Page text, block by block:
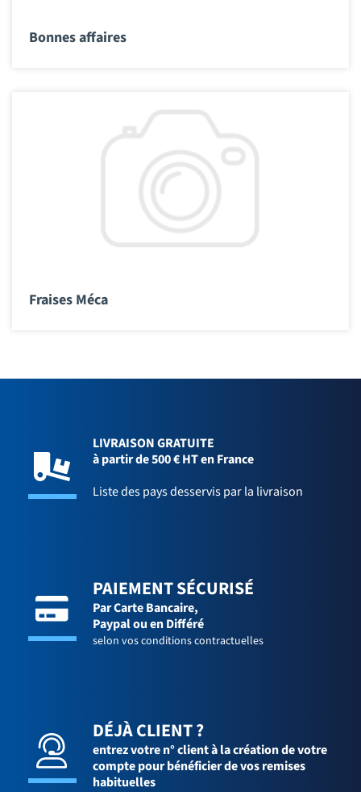
Bonnes affaires
Fraises Méca
LIVRAISON GRATUITE
à partir de 500 € HT en France
Liste des pays desservis par la livraison
PAIEMENT SÉCURISÉ
Par Carte Bancaire,
Paypal ou en Différé
selon vos conditions contractuelles
DÉJÀ CLIENT ?
entrez votre n° client à la création de votre
compte pour bénéficier de vos remises
habituelles